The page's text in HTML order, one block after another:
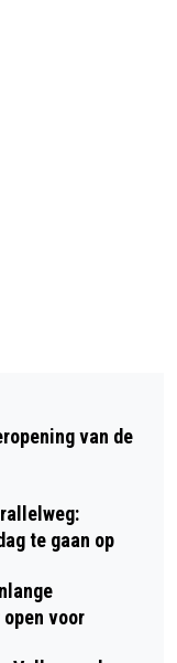
DOOR
van de
te gaan op
voor